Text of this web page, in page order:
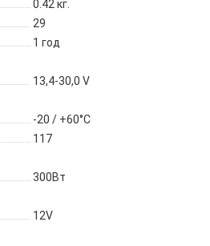
0.42 кг.
29
1 год
13,4-30,0 V
-20 / +60°C
117
300Вт
12V